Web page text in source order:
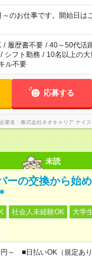
間以上の勤務が必要です
～のお仕事です。開始日
/ 履歴書不要 / 40～50代活
/ シフト勤務 / 10名以上の大
ル不要
応募する
業名 株式会社ネオキャリア ナイ
未読
ーの交換から始
社会人未経験OK 大学
～ ■日払いOK（規定あ